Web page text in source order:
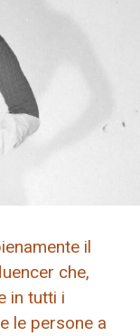
il
che,
in tutti i
le persone a